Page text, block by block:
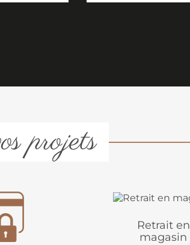
projets
Retrait en
magasin